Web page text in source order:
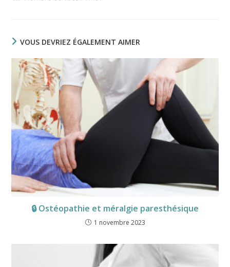
VOUS DEVRIEZ ÉGALEMENT AIMER
🔒Ostéopathie et méralgie paresthésique
1 novembre 2023